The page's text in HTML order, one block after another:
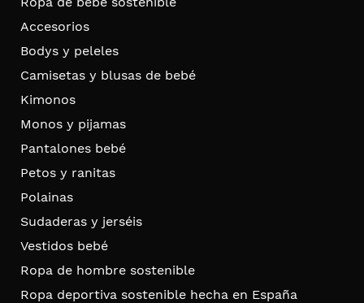
Accesorios
Bodys y peleles
Camisetas y blusas de bebé
Kimonos
Monos y pijamas
Pantalones bebé
Petos y ranitas
Polainas
Sudaderas y jerséis
Vestidos bebé
Ropa de hombre sostenible
Ropa deportiva sostenible hecha en España